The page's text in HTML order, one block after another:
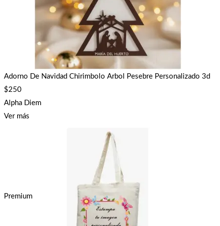
Adorno De Navidad Chirimbolo Arbol Pesebre Personalizado 3d
$250
Alpha Diem
Ver más
Premium